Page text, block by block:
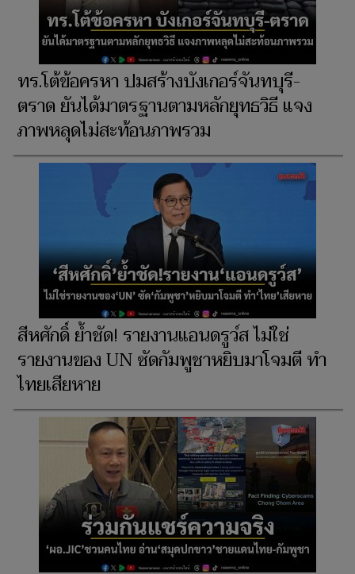
ทร.โต้ข้อครหา ปมสร้างบังเกอร์จันทบุรี-
ตราด ยันได้มาตรฐานตามหลักยุทธวิธี แจง
ภาพหลุดไม่สะท้อนภาพรวม
สีหศักดิ์ ย้ำชัด! รายงานแอนดรูว์ส ไม่ใช่
รายงานของ UN ซัดกัมพูชาหยิบมาโจมตี ทำ
ไทยเสียหาย